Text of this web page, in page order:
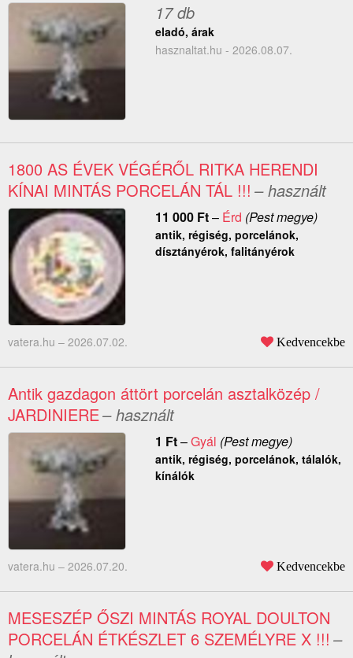
17 db
eladó, árak
hasznaltat.hu - 2026.08.07.
1800 AS ÉVEK VÉGÉRŐL RITKA HERENDI
KÍNAI MINTÁS PORCELÁN TÁL !!! – használt
11 000 Ft– Érd (Pest megye)
antik, régiség, porcelánok,
dísztányérok, falitányérok
vatera.hu – 2026.07.02. Kedvencekbe
Antik gazdagon áttört porcelán asztalközép /
JARDINIERE– használt
1 Ft–Gyál (Pest megye)
antik, régiség, porcelánok, tálalók,
kínálók
vatera.hu – 2026.07.20. Kedvencekbe
MESESZÉP ŐSZI MINTÁS ROYAL DOULTON
PORCELÁN ÉTKÉSZLET 6 SZEMÉLYRE X !!! –